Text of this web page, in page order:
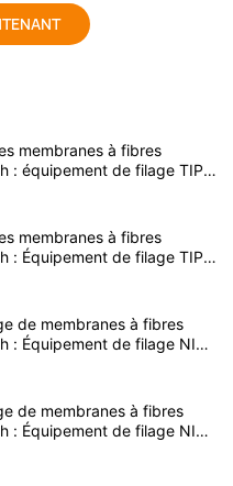
membranes à fibres
: équipement de filage TIPS
membranes à fibres
: Équipement de filage TIPS
de membranes à fibres
: Équipement de filage NIPS
de membranes à fibres
: Équipement de filage NIPS